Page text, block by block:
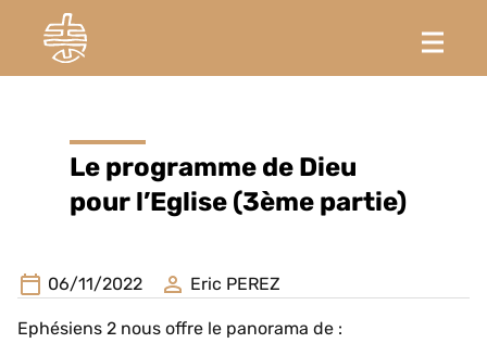
Le programme de Dieu
pour l’Eglise (3ème partie)
06/11/2022 Eric PEREZ
Ephésiens 2 nous offre le panorama de :